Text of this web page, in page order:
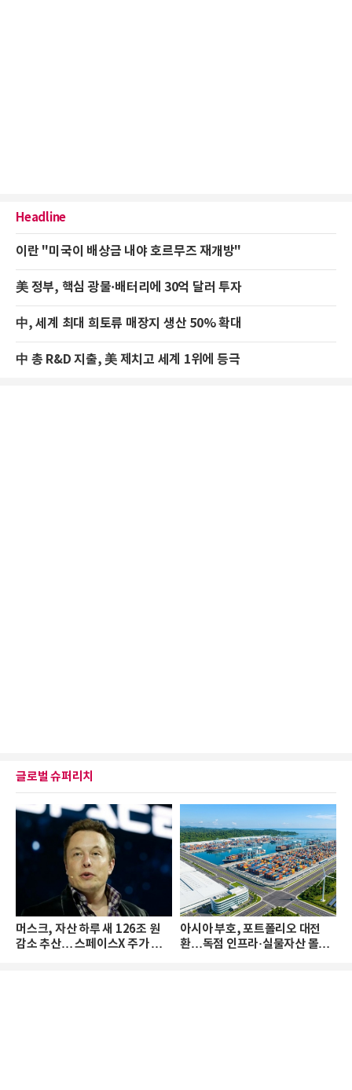
Headline
이란 "미국이 배상금 내야 호르무즈 재개방"
美 정부, 핵심 광물·배터리에 30억 달러 투자
中, 세계 최대 희토류 매장지 생산 50% 확대
中 총 R&D 지출, 美 제치고 세계 1위에 등극
글로벌 슈퍼리치
머스크, 자산 하루 새 126조 원
감소 추산… 스페이스X 주가 하
아시아 부호, 포트폴리오 대전
환…독점 인프라·실물자산 몰린